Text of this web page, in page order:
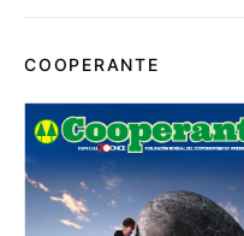
COOPERANTE